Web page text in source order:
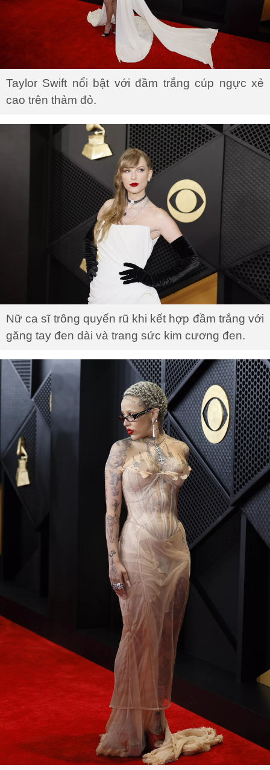
Taylor Swift nổi bật với đầm trắng cúp ngực xẻ
cao trên thảm đỏ.
Nữ ca sĩ trông quyến rũ khi kết hợp đầm trắng với
găng tay đen dài và trang sức kim cương đen.